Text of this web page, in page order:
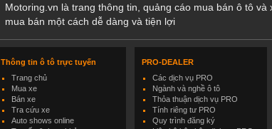
Motoring.vn là trang thông tin, quảng cáo mua bán ô tô
mua bán một cách dễ dàng và tiện lợi
Thông tin ô tô trực tuyến
Trang chủ
Mua xe
Bán xe
Tra cứu xe
Auto shows online
PRO-DEALER
Các dịch vụ PRO
Ngành và nghề ô tô
Thỏa thuận dịch vụ PRO
Tính riêng tư PRO
Quy trình đăng ký